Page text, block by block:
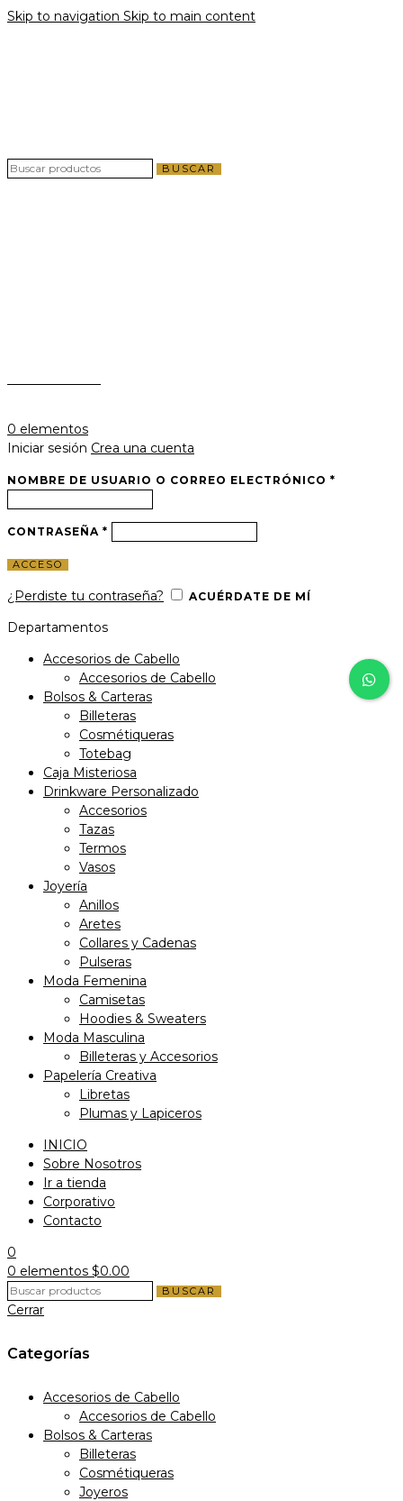
Skip to navigation Skip to main content
BUSCAR
0 elementos
Iniciar sesión Crea una cuenta
NOMBRE DE USUARIO O CORREO ELECTRÓNICO *
CONTRASEÑA *
ACCESO
¿Perdiste tu contraseña? ACUÉRDATE DE MÍ
Departamentos
Accesorios de Cabello
Accesorios de Cabello
Bolsos & Carteras
Billeteras
Cosmétiqueras
Totebag
Caja Misteriosa
Drinkware Personalizado
Accesorios
Tazas
Termos
Vasos
Joyería
Anillos
Aretes
Collares y Cadenas
Pulseras
Moda Femenina
Camisetas
Hoodies & Sweaters
Moda Masculina
Billeteras y Accesorios
Papelería Creativa
Libretas
Plumas y Lapiceros
INICIO
Sobre Nosotros
Ir a tienda
Corporativo
Contacto
0
0 elementos $0.00
BUSCAR
Cerrar
Categorías
Accesorios de Cabello
Accesorios de Cabello
Bolsos & Carteras
Billeteras
Cosmétiqueras
Joyeros